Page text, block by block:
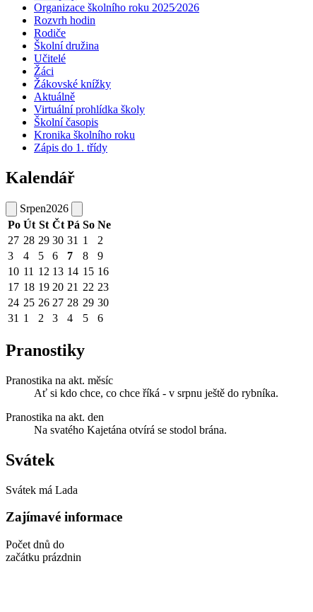
Organizace školního roku 2025⁄2026
Rozvrh hodin
Rodiče
Školní družina
Učitelé
Žáci
Žákovské knížky
Aktuálně
Virtuální prohlídka školy
Školní časopis
Kronika školního roku
Zápis do 1. třídy
Kalendář
Srpen2026
Po Út St Čt Pá So Ne
27 28 29 30 31 1
2
3
4 5 6 7 8
9
10 11 12 13 14 15 16
17 18 19 20 21 22 23
24 25 26 27 28 29 30
31 1 2 3 4 5 6
Pranostiky
Pranostika na akt. měsíc
Ať si kdo chce, co chce říká - v srpnu ještě do rybníka.
Pranostika na akt. den
Na svatého Kajetána otvírá se stodol brána.
Svátek
Svátek má Lada
Zajímavé informace
Počet dnů do
začátku prázdnin